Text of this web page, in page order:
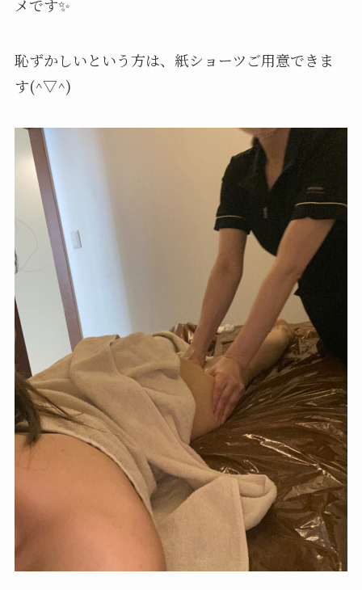
メです✨
恥ずかしいという方は、紙ショーツご用意できま
す(^▽^)